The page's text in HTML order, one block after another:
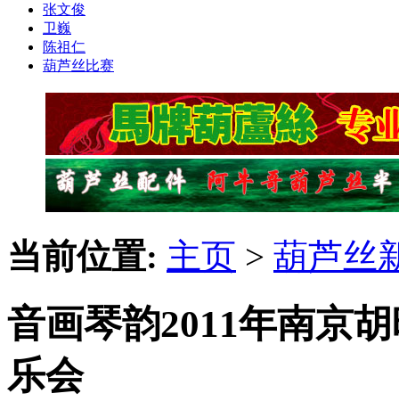
张文俊
卫巍
陈祖仁
葫芦丝比赛
当前位置: 主页 > 葫芦丝
音画琴韵2011年南京
乐会